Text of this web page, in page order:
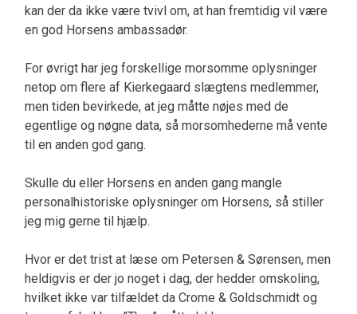
kan der da ikke være tvivl om, at han fremtidig vil være
en god Horsens ambassadør.
For øvrigt har jeg forskellige morsomme oplysninger
netop om flere af Kierkegaard slægtens medlemmer,
men tiden bevirkede, at jeg måtte nøjes med de
egentlige og nøgne data, så morsomhederne må vente
til en anden god gang.
Skulle du eller Horsens en anden gang mangle
personalhistoriske oplysninger om Horsens, så stiller
jeg mig gerne til hjælp.
Hvor er det trist at læse om Petersen & Sørensen, men
heldigvis er der jo noget i dag, der hedder omskoling,
hvilket ikke var tilfældet da Crome & Goldschmidt og